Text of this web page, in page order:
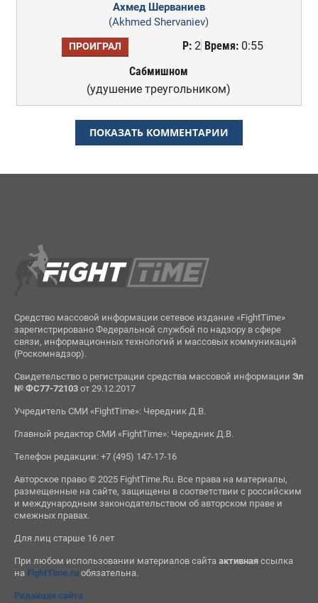
Ахмед Шерваниев
(Akhmed Shervaniev)
ПРОИГРАЛ Р:2 Время:0:55
Сабмишном
(удушение треугольником)
ПОКАЗАТЬ КОММЕНТАРИИ
Средство массовой информации сетевое издание «FightTime»
зарегистрировано Федеральной службой по надзору в сфере
связи, информационных технологий и массовых коммуникаций
(Роскомнадзор).
Свидетельство о регистрации средства массовой информации Эл
№ ФС77-72103от 29.12.2017
Учредитель СМИ «FightTime»: Чередник Д.В.
Главный редактор СМИ «FightTime»: Чередник Д.В.
Телефон редакции: +7 (495) 147-17-16
Авторское право © 2025 FightTime.Ru. Все права на материалы,
размещенные на сайте, защищены в соответствии с российским
и международным законодательством об авторском праве и
смежных правах.
Для лиц старше 16 лет
При любом использовании материалов сайта активнаяссылка
на FightTime.ruобязательна.
Редакция сайта